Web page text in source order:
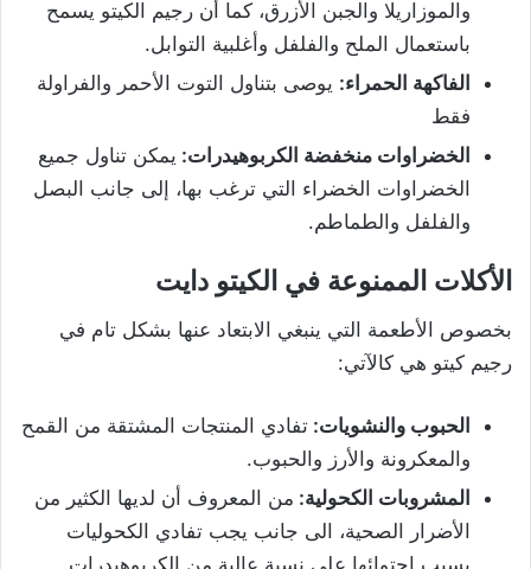
والموزاريلا والجبن الأزرق، كما أن رجيم الكيتو يسمح
باستعمال الملح والفلفل وأغلبية التوابل.
الفاكهة الحمراء: يوصى بتناول التوت الأحمر والفراولة
فقط
الخضراوات منخفضة الكربوهيدرات: يمكن تناول جميع
الخضراوات الخضراء التي ترغب بها، إلى جانب البصل
والفلفل والطماطم.
الأكلات الممنوعة في الكيتو دايت
بخصوص الأطعمة التي ينبغي الابتعاد عنها بشكل تام في
رجيم كيتو هي كالآتي:
الحبوب والنشويات: تفادي المنتجات المشتقة من القمح
والمعكرونة والأرز والحبوب.
المشروبات الكحولية: من المعروف أن لديها الكثير من
الأضرار الصحية، الى جانب يجب تفادي الكحوليات